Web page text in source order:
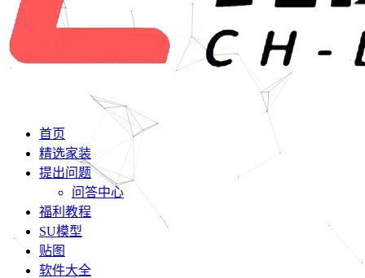
首页
精选家装
提出问题
问答中心
福利教程
SU模型
贴图
软件大全